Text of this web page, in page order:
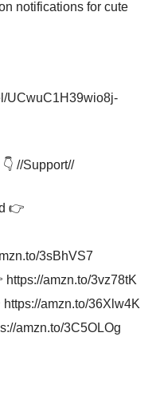
notifications for cute
UCwuC1H39wio8j-
//Support//
👉
3sBhVS7
amzn.to/3vz78tK
amzn.to/36Xlw4K
amzn.to/3C5OLOg